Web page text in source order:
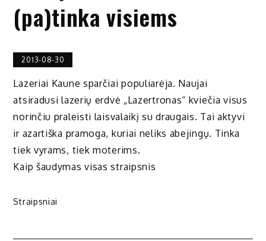
(pa)tinka visiems
2013-08-30
Lazeriai Kaune sparčiai populiarėja. Naujai
atsiradusi lazerių erdvė „Lazertronas“ kviečia visus
norinčiu praleisti laisvalaikį su draugais. Tai aktyvi
ir azartiška pramoga, kuriai neliks abejingų. Tinka
tiek vyrams, tiek moterims.
Kaip šaudymas visas straipsnis
Straipsniai